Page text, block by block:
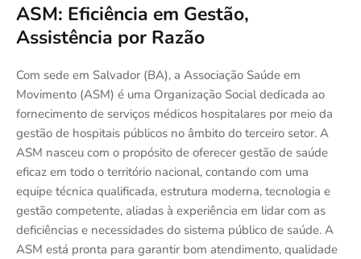
ASM: Eficiência em Gestão,
Assistência por Razão
Com sede em Salvador (BA), a Associação Saúde em
Movimento (ASM) é uma Organização Social dedicada ao
fornecimento de serviços médicos hospitalares por meio da
gestão de hospitais públicos no âmbito do terceiro setor. A
ASM nasceu com o propósito de oferecer gestão de saúde
eficaz em todo o território nacional, contando com uma
equipe técnica qualificada, estrutura moderna, tecnologia e
gestão competente, aliadas à experiência em lidar com as
deficiências e necessidades do sistema público de saúde. A
ASM está pronta para garantir bom atendimento, qualidade